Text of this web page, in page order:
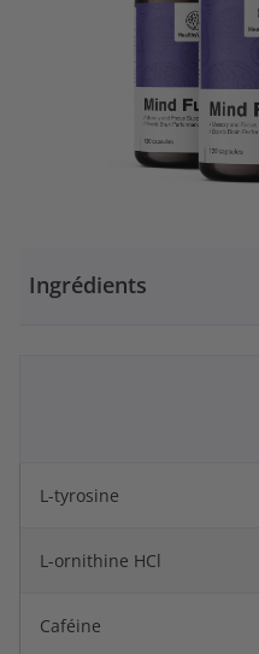
Ingrédients
L-tyrosine
L-ornithine HCl
Caféine